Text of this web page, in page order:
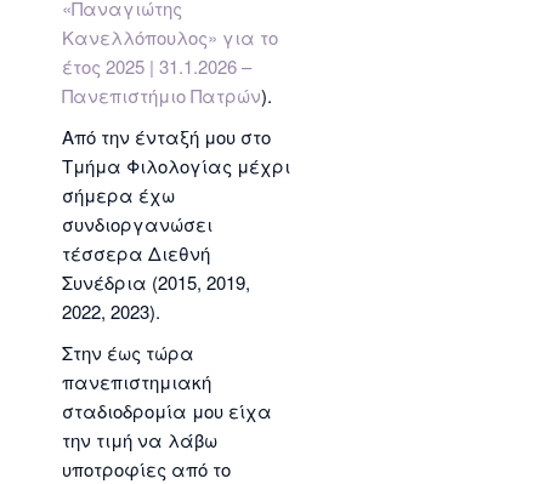
«Παναγιώτης
Κανελλόπουλος» για το
έτος 2025 | 31.1.2026 –
Πανεπιστήμιο Πατρών).
Από την ένταξή μου στο
Τμήμα Φιλολογίας μέχρι
σήμερα έχω
συνδιοργανώσει
τέσσερα Διεθνή
Συνέδρια (2015, 2019,
2022, 2023).
Στην έως τώρα
πανεπιστημιακή
σταδιοδρομία μου είχα
την τιμή να λάβω
υποτροφίες από το